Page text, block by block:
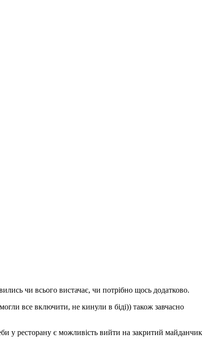
чи всього вистачає, чи потрібно щось додатково.
все включити, не кинули в біді)) також завчасно
у ресторану є можливість вийти на закритий майданчик